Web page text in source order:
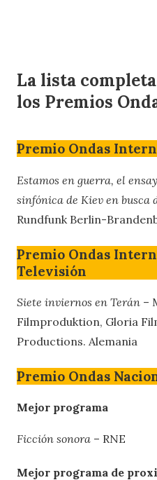
La lista
los Premios
Premio Ondas
Estamos en guerra, el
sinfónica de Kiev en busca
Rundfunk Berlin-
Premio Ondas
Televisión
Siete inviernos en Terán –
Filmproduktion, Gloria
Productions. Alemania
Premio Ondas
Mejor programa
Ficción sonora – RNE
Mejor programa de